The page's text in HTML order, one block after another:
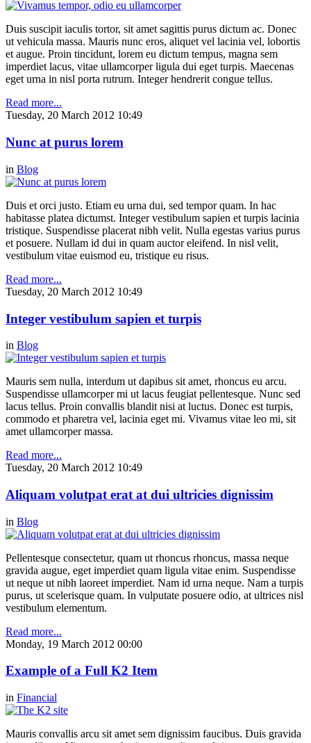
Duis suscipit iaculis tortor, sit amet sagittis purus dictum ac. Donec
ut vehicula massa. Mauris nunc eros, aliquet vel lacinia vel, lobortis
et augue. Proin tincidunt, lorem eu dictum tempus, magna sem
imperdiet lacus, vitae ullamcorper ligula dui eget turpis. Maecenas
eget urna in nisl porta rutrum. Integer hendrerit congue tellus.
Read more...
Tuesday, 20 March 2012 10:49
Nunc at purus lorem
in Blog
Duis et orci justo. Etiam eu urna dui, sed tempor quam. In hac
habitasse platea dictumst. Integer vestibulum sapien et turpis lacinia
tristique. Suspendisse placerat nibh velit. Nulla egestas varius purus
et posuere. Nullam id dui in quam auctor eleifend. In nisl velit,
vestibulum vitae euismod eu, tristique eu risus.
Read more...
Tuesday, 20 March 2012 10:49
Integer vestibulum sapien et turpis
in Blog
Mauris sem nulla, interdum ut dapibus sit amet, rhoncus eu arcu.
Suspendisse ullamcorper mi ut lacus feugiat pellentesque. Nunc sed
lacus tellus. Proin convallis blandit nisi at luctus. Donec est turpis,
commodo et pharetra vel, lacinia eget mi. Vivamus vitae leo mi, sit
amet ullamcorper massa.
Read more...
Tuesday, 20 March 2012 10:49
Aliquam volutpat erat at dui ultricies dignissim
in Blog
Pellentesque consectetur, quam ut rhoncus rhoncus, massa neque
gravida augue, eget imperdiet quam ligula vitae enim. Suspendisse
ut neque ut nibh laoreet imperdiet. Nam id urna neque. Nam a turpis
purus, ut scelerisque quam. In vulputate posuere odio, at ultrices nisl
vestibulum elementum.
Read more...
Monday, 19 March 2012 00:00
Example of a Full K2 Item
in Financial
Mauris convallis arcu sit amet sem dignissim faucibus. Duis gravida